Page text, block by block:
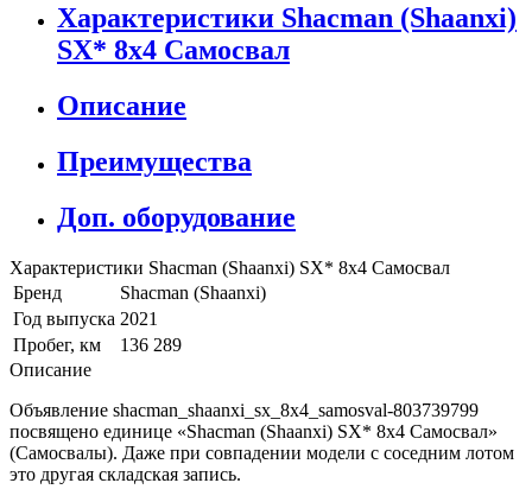
Характеристики Shacman (Shaanxi)
SX* 8x4 Самосвал
Описание
Преимущества
Доп. оборудование
Характеристики Shacman (Shaanxi) SX* 8x4 Самосвал
Бренд
Shacman (Shaanxi)
Год выпуска 2021
Пробег, км
136 289
Описание
Объявление shacman_shaanxi_sx_8x4_samosval-803739799
посвящено единице «Shacman (Shaanxi) SX* 8x4 Самосвал»
(Самосвалы). Даже при совпадении модели с соседним лотом
это другая складская запись.